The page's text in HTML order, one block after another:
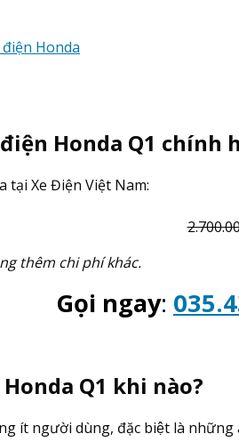
Honda
Honda Q1
tại Xe Điện Việt Nam:
thêm chi phí khác.
Gọi ngay:
Q1 khi nào?
ít người dùng, đặc biệt là